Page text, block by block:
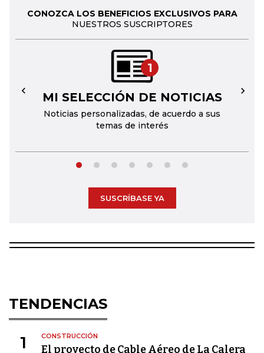
CONOZCA LOS BENEFICIOS EXCLUSIVOS PARA
NUESTROS SUSCRIPTORES
1
MI SELECCIÓN DE NOTICIAS
Noticias personalizadas, de acuerdo a sus
temas de interés
← →
SUSCRÍBASE YA
TENDENCIAS
1 CONSTRUCCIÓN
El proyecto de Cable Aéreo de La Calera